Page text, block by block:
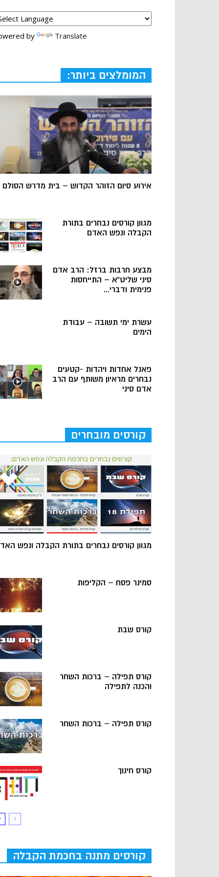
by Translate
המומלצים ביותר:
אירוע סיום הזוהר הקדוש – בית מדרש הסולם
מגוון קורסים נבחרים בתורת
הקבלה ונפש האדם
מבצע חרבות ברזל: הרב אדם
סיני שליט”א – התייחסות
פנימית ודברי...
עשרת ימי תשובה – עבודת
הימים
פאנל אחדות ויהדות -קטעים
נבחרים מראיון משותף עם הרב
אדם סיני
קורסים מובחרים
מגוון קורסים נבחרים בתורת הקבלה ונפש
סמינר פסח – הקליפות
קורס שבת
קורס תפילה – ברכות השחר
והכנה לתפילה
קורס תפילה – ברכות השחר
קורס חינוך
קורסים מתנה בחכמת הקבלה